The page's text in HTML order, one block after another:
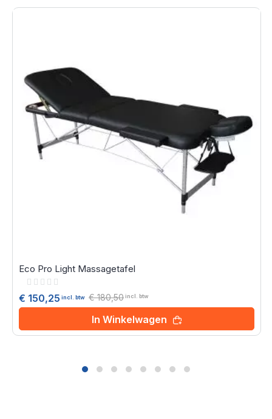
Eco Pro Light Massagetafel
Rating:
€ 150,25 incl. btw € 180,50incl. btw
In Winkelwagen